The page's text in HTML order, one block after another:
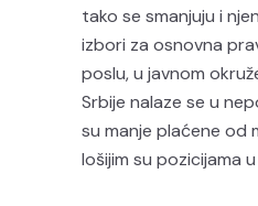
tako se smanjuju i
izbori za osnovna
poslu, u javnom
Srbije nalaze se u
su manje plaćene od
lošijim su pozicijama